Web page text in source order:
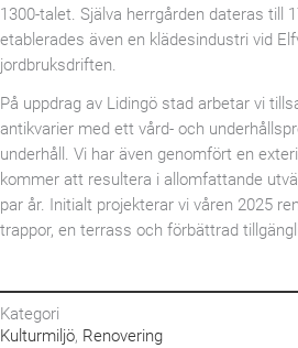
1300-talet. Själva herrgården dateras till
etablerades även en klädesindustri vid
jordbruksdriften.
På uppdrag av Lidingö stad arbetar vi
antikvarier med ett vård- och
underhåll. Vi har även genomfört en
kommer att resultera i allomfattande
par år. Initialt projekterar vi våren 2025
trappor, en terrass och förbättrad
Kategori
Kulturmiljö, Renovering